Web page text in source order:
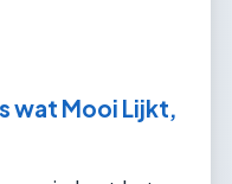
wat Mooi Lijkt,